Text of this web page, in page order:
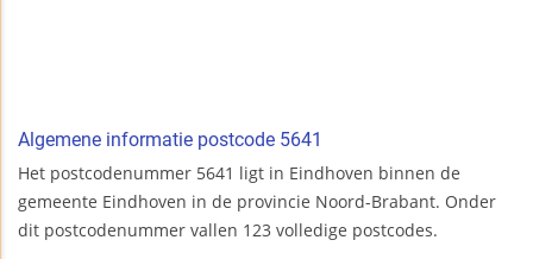
Algemene informatie postcode 5641
Het postcodenummer 5641 ligt in Eindhoven binnen de
gemeente Eindhoven in de provincie Noord-Brabant. Onder
dit postcodenummer vallen 123 volledige postcodes.